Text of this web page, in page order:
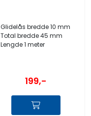
Glidelås bredde 10 mm
Total bredde 45 mm
Lengde 1 meter
199,-